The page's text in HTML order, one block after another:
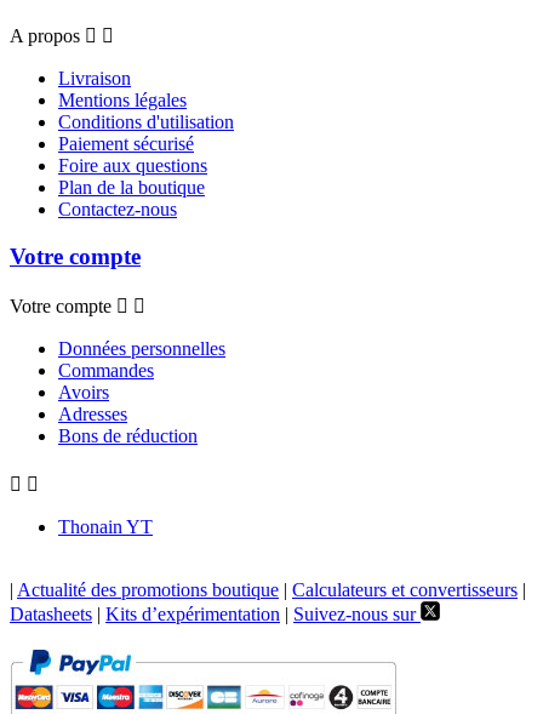
A propos  
Livraison
Mentions légales
Conditions d'utilisation
Paiement sécurisé
Foire aux questions
Plan de la boutique
Contactez-nous
Votre compte
Votre compte  
Données personnelles
Commandes
Avoirs
Adresses
Bons de réduction
 
Thonain YT
| Actualité des promotions boutique | Calculateurs et convertisseurs |
Datasheets | Kits d’expérimentation | Suivez-nous sur